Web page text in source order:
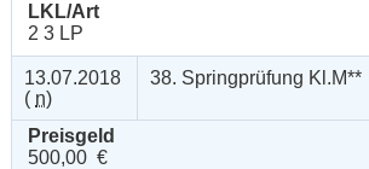
LKL/Art
2 3 LP
13.07.2018
( n)
38. Springprüfung Kl.M**
Preisgeld
500,00 €